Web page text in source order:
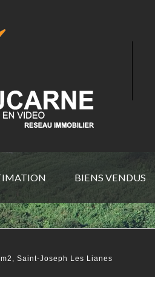
BIENS VENDUS
Saint-Joseph Les Lianes